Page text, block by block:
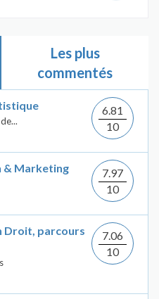
Les plus
commentés
6.81
10
& Marketing
7.97
10
Droit, parcours
7.06
10